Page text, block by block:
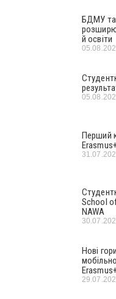
БДМУ та
й освіти
Перший
School
NAWA
Нові